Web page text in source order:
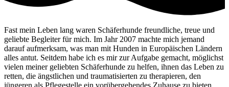
Fast mein Leben lang waren Schäferhunde freundliche, treue und
geliebte Begleiter für mich. Im Jahr 2007 machte mich jemand
darauf aufmerksam, was man mit Hunden in Europäischen Ländern
alles antut. Seitdem habe ich es mir zur Aufgabe gemacht, möglichst
vielen meiner geliebten Schäferhunde zu helfen, ihnen das Leben zu
retten, die ängstlichen und traumatisierten zu therapieren, den
jüngeren als Pflegestelle ein vorübergehendes Zuhause zu bieten